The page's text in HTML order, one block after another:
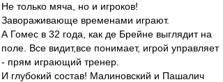
Не только мяча, но и игроков!
Завораживающе временами играют.
А Гомес в 32 года, как де Брейне выглядит на
поле. Все видит,все понимает, игрой управляет
- прям играющий тренер.
И глубокий состав! Малиновский и Пашалич